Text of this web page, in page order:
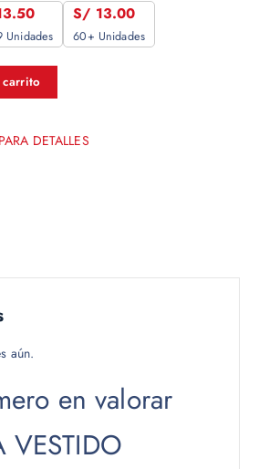
Unidades
S/ 13.00
60+ Unidades
DETALLES
aún.
en valorar
VESTIDO